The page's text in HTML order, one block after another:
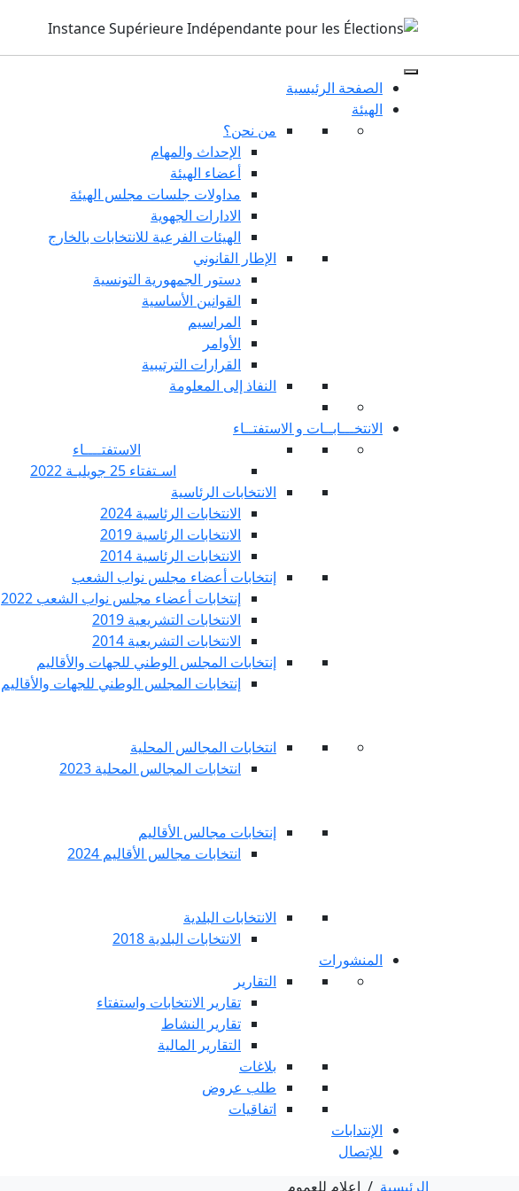
الصفحة الرئيسية
الهيئة
من نحن؟
الإحداث والمهام
أعضاء الهيئة
مداولات جلسات مجلس الهيئة
الادارات الجهوية
الهيئات الفرعية للانتخابات بالخارج
الإطار القانوني
دستور الجمهورية التونسية
القوانين الأساسية
المراسيم
الأوامر
القرارات الترتيبية
النفاذ إلى المعلومة
الانتخـــابــات و الاستفتــاء
الاستفتــــاء
اسـتفتاء 25 جويليـة 2022
الانتخابات الرئاسية
الانتخابات الرئاسية 2024
الانتخابات الرئاسية 2019
الانتخابات الرئاسية 2014
إنتخابات أعضاء مجلس نواب الشعب
إنتخابات أعضاء مجلس نواب الشعب 2022
الانتخابات التشريعية 2019
الانتخابات التشريعية 2014
إنتخابات المجلس الوطني للجهات والأقاليم
إنتخابات المجلس الوطني للجهات والأقاليم 2024
انتخابات المجالس المحلية
انتخابات المجالس المحلية 2023
إنتخابات مجالس الأقاليم
انتخابات مجالس الأقاليم 2024
الانتخابات البلدية
الانتخابات البلدية 2018
المنشورات
التقارير
تقارير الانتخابات واستفتاء
تقارير النشاط
التقارير المالية
بلاغات
طلب عروض
اتفاقيات
الإنتدابات
للإتصال
الرئيسية / إعلام للعموم